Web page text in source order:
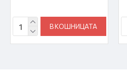
В КОШНИЦАТА